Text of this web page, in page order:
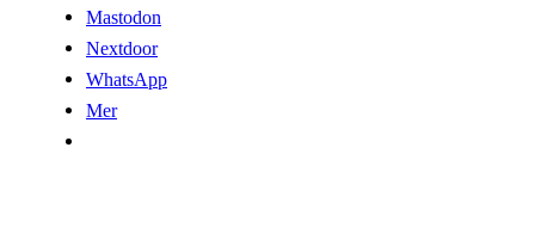
Mastodon
Nextdoor
WhatsApp
Mer